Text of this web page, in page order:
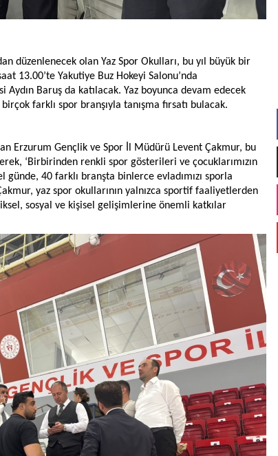
düzenlenecek olan Yaz Spor Okulları, bu yıl büyük bir
13.00’te Yakutiye Buz Hokeyi Salonu’nda
Baruş da katılacak. Yaz boyunca devam edecek
farklı spor branşıyla tanışma fırsatı bulacak.
Erzurum Gençlik ve Spor İl Müdürü Levent Çakmur, bu
‘Birbirinden renkli spor gösterileri ve çocuklarımızın
40 farklı branşta binlerce evladımızı sporla
yaz spor okullarının yalnızca sportif faaliyetlerden
sosyal ve kişisel gelişimlerine önemli katkılar